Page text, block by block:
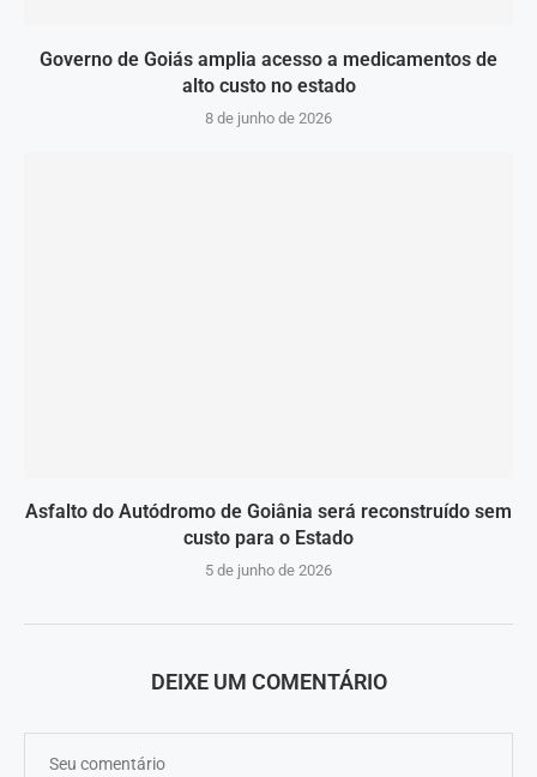
Governo de Goiás amplia acesso a medicamentos de
alto custo no estado
8 de junho de 2026
Asfalto do Autódromo de Goiânia será reconstruído sem
custo para o Estado
5 de junho de 2026
DEIXE UM COMENTÁRIO